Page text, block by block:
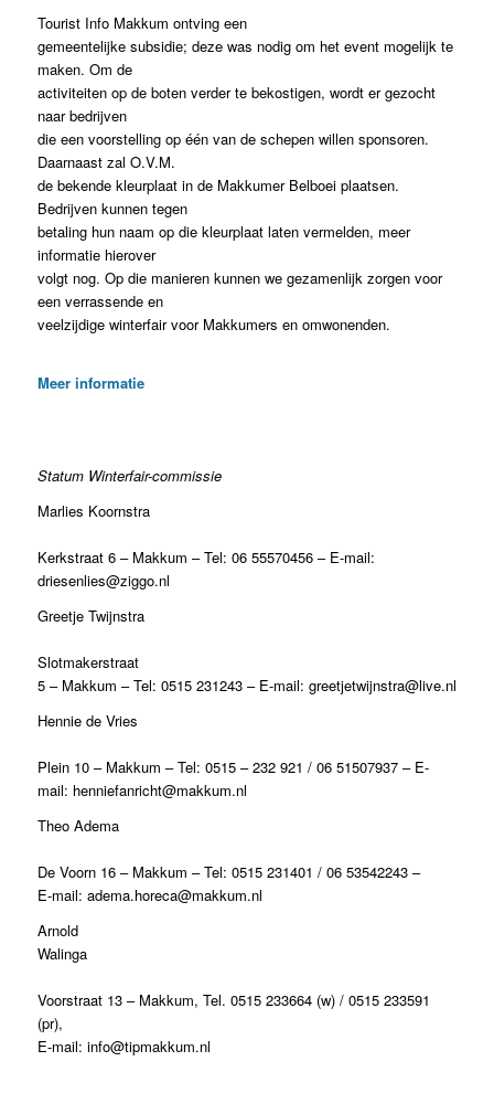
Tourist Info Makkum ontving een
gemeentelijke subsidie; deze was nodig om het event mogelijk te
maken. Om de
activiteiten op de boten verder te bekostigen, wordt er gezocht
naar bedrijven
die een voorstelling op één van de schepen willen sponsoren.
Daarnaast zal O.V.M.
de bekende kleurplaat in de Makkumer Belboei plaatsen.
Bedrijven kunnen tegen
betaling hun naam op die kleurplaat laten vermelden, meer
informatie hierover
volgt nog. Op die manieren kunnen we gezamenlijk zorgen voor
een verrassende en
veelzijdige winterfair voor Makkumers en omwonenden.
Meer informatie
Statum Winterfair-commissie
Marlies Koornstra
Kerkstraat 6 – Makkum – Tel: 06 55570456 – E-mail:
driesenlies@ziggo.nl
Greetje Twijnstra
Slotmakerstraat
5 – Makkum – Tel: 0515 231243 – E-mail: greetjetwijnstra@live.nl
Hennie de Vries
Plein 10 – Makkum – Tel: 0515 – 232 921 / 06 51507937 – E-
mail: henniefanricht@makkum.nl
Theo Adema
De Voorn 16 – Makkum – Tel: 0515 231401 / 06 53542243 –
E-mail: adema.horeca@makkum.nl
Arnold
Walinga
Voorstraat 13 – Makkum, Tel. 0515 233664 (w) / 0515 233591
(pr),
E-mail: info@tipmakkum.nl